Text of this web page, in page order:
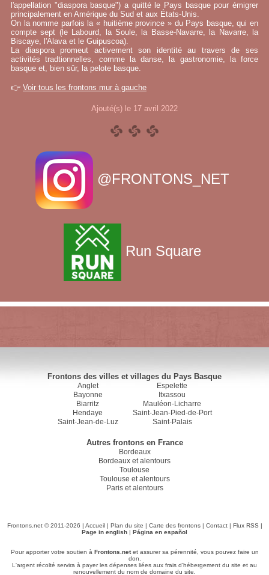
l'appellation "diaspora basque") a quitté le Pays basque pour émigrer
principalement en Amérique du Sud et aux États-Unis.
On la nomme parfois la « huitième province » du Pays basque, qui en
compte sept (le Labourd, la Soule, la Basse-Navarre, la Navarre, la
Biscaye, l'Alava et le Guipuscoa).
La diaspora promeut activement son identité au travers de ses
activités tradtionnelles, comme la danse, la gastronomie, la force
basque et, bien sûr, la pelote basque.
👉 Voir tous les frontons mur à gauche
Ajouté(s) le 17 avril 2022
@FRONTONS_NET
Run Square
Frontons des villes et villages du Pays Basque
Anglet
Bayonne
Biarritz
Hendaye
Saint-Jean-de-Luz
Espelette
Itxassou
Mauléon-Licharre
Saint-Jean-Pied-de-Port
Saint-Palais
Autres frontons en France
Bordeaux
Bordeaux et alentours
Toulouse
Toulouse et alentours
Paris et alentours
Frontons.net © 2011-2026 | Accueil| Plan du site | Carte des frontons| Contact| Flux RSS |
Page in english | Página en español
Pour apporter votre soutien à Frontons.netet assurer sa pérennité, vous pouvez faire un
don.
L'argent récolté servira à payer les dépenses liées aux frais d'hébergement du site et au
renouvellement du nom de domaine du site.